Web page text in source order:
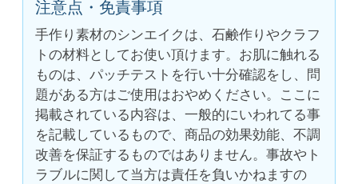
注意点・免責事項
手作り素材のシンエイクは、石鹸作りやクラフ
トの材料としてお使い頂けます。お肌に触れる
ものは、パッチテストを行い十分確認をし、問
題がある方はご使用はおやめください。ここに
掲載されている内容は、一般的にいわれてる事
を記載しているもので、商品の効果効能、不調
改善を保証するものではありません。事故やト
ラブルに関して当方は責任を負いかねますの